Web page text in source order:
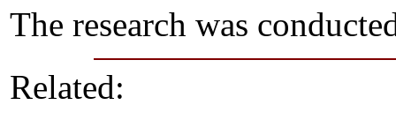
The research was
Related: